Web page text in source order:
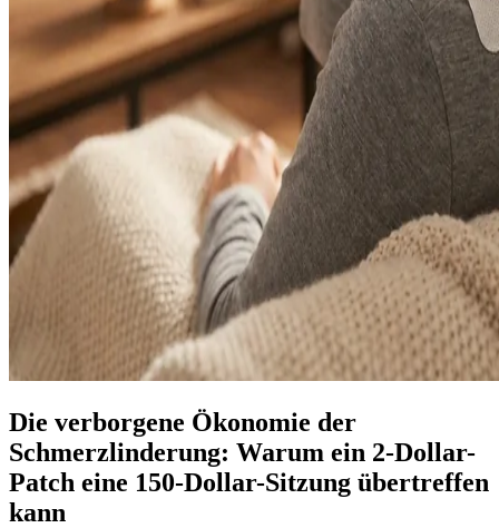
Die verborgene Ökonomie der
Schmerzlinderung: Warum ein 2-Dollar-
Patch eine 150-Dollar-Sitzung übertreffen
kann